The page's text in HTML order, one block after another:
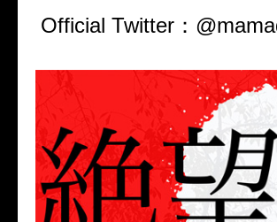
Official Twitter：